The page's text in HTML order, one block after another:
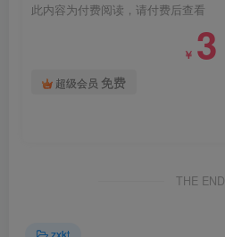
此内容为付费阅读，请付费后查看
￥ 3
超级会员 免费
THE END